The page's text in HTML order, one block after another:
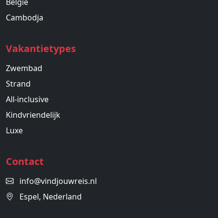
Cambodja
Vakantietypes
Zwembad
Strand
All-inclusive
Kindvriendelijk
Luxe
Contact
info@vindjouwreis.nl
Espel, Nederland